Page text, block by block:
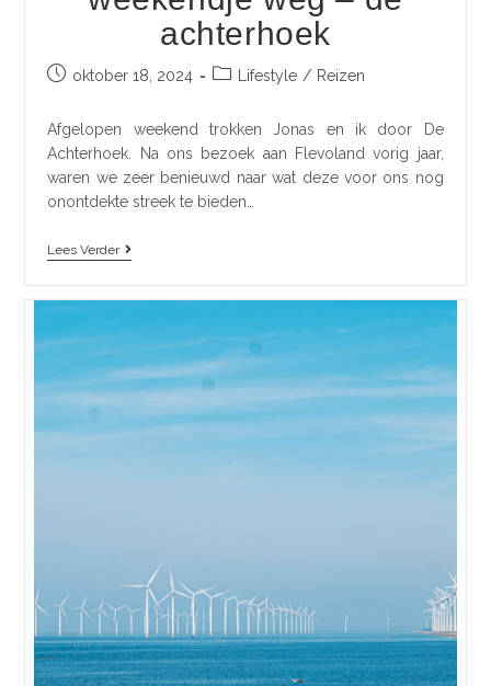
achterhoek
oktober 18, 2024 Lifestyle / Reizen
Afgelopen weekend trokken Jonas en ik door De
Achterhoek. Na ons bezoek aan Flevoland vorig jaar,
waren we zeer benieuwd naar wat deze voor ons nog
onontdekte streek te bieden…
Lees Verder